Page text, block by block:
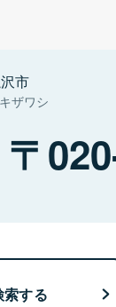
市
ザワシ
する